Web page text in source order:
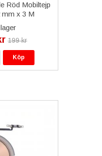
Röd Mobiltejp
mm x 3 M
199 kr
Köp